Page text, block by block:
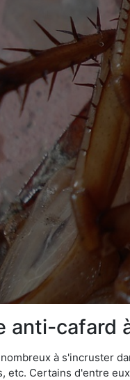
anti-cafard
à s'incruster
etc. Certains d'entre